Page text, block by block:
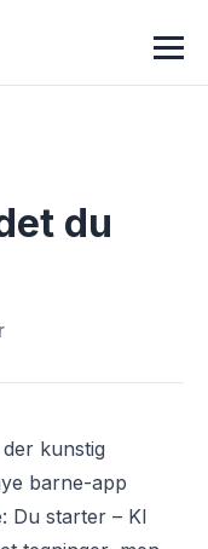
du
kunstig
barne-app
Du starter – KI